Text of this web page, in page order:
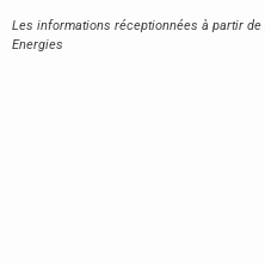
Les informations réceptionnées à partir
Energies